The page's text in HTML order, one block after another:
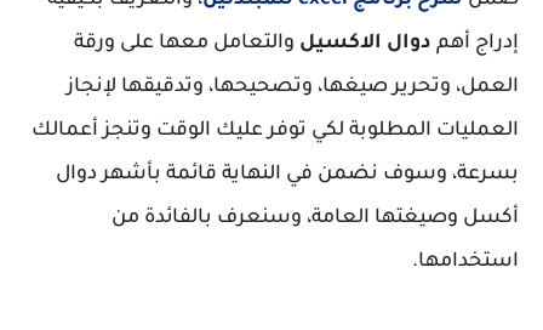
إدراج أهم دوال الاكسيل والتعامل معها على ورقة
العمل، وتحرير صيغها، وتصحيحها، وتدقيقها لإنجاز
العمليات المطلوبة لكي توفر عليك الوقت وتنجز أعمالك
بسرعة، وسوف نضمن في النهاية قائمة بأشهر دوال
أكسل وصيغتها العامة، وسنعرف بالفائدة من
استخدامها.